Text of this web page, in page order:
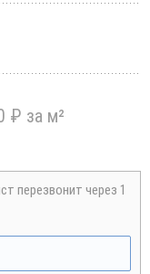
₽ за м²
перезвонит через 1